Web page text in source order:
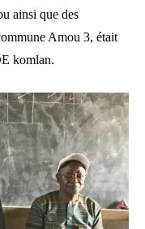
ainsi que des
Amou 3, était
komlan.